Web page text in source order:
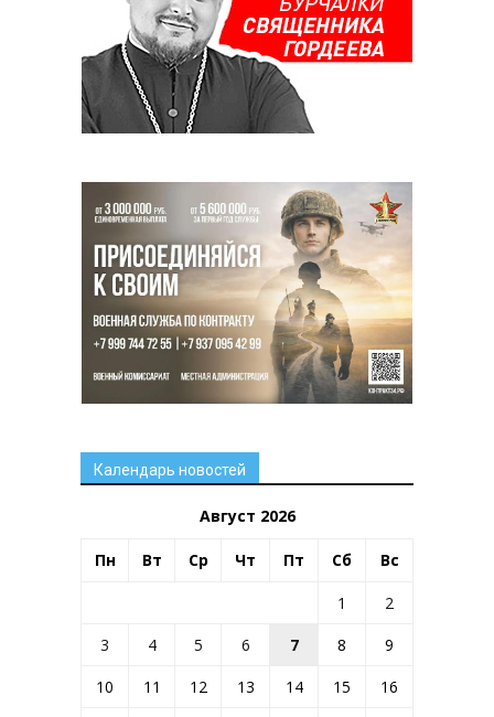
Календарь новостей
Август 2026
Пн Вт Ср Чт Пт Сб Вс
1
2
3
4 5 6 7 8
9
10
11 12 13 14 15
16